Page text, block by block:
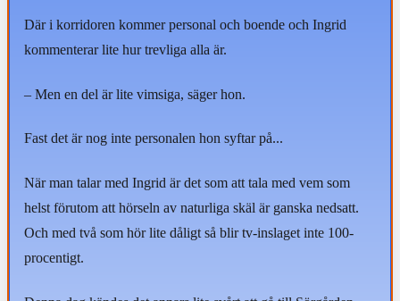
Där i korridoren kommer personal och boende och Ingrid
kommenterar lite hur trevliga alla är.
– Men en del är lite vimsiga, säger hon.
Fast det är nog inte personalen hon syftar på...
När man talar med Ingrid är det som att tala med vem som
helst förutom att hörseln av naturliga skäl är ganska nedsatt.
Och med två som hör lite dåligt så blir tv-inslaget inte 100-
procentigt.